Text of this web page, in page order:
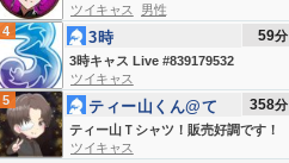
ツイキャス
男性
4
3時キャス Live #839179532
3時 59分
ツイキャス
5
ティー山Ｔシャツ！販売好調です！
ティー山くんメシ喰い雑談部屋🏠🍚
ティー山くん@て 358分
ツイキャス